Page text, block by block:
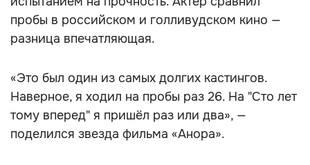
пробы в российском и голливудском кино —
разница впечатляющая.
«Это был один из самых долгих кастингов.
Наверное, я ходил на пробы раз 26. На "Сто лет
тому вперед" я пришёл раз или два», —
поделился звезда фильма «Анора».